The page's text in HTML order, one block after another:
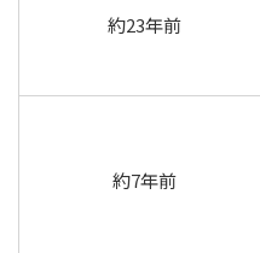
約23年前
約7年前